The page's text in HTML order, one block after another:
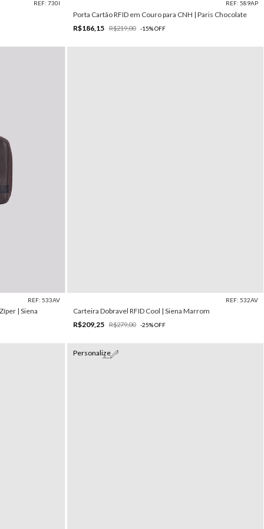
REF: 730I REF: 589AP
Porta Cartão RFID em Couro para CNH | Paris Chocolate
R$186,15
R$219,00 -15%OFF
REF: 533AV
| Siena
REF: 532AV
Carteira Dobravel RFID Cool | Siena Marrom
R$209,25
R$279,00 -25%OFF
Personalize